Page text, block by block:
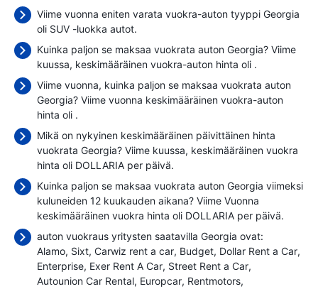
Viime vuonna eniten varata vuokra-auton tyyppi Georgia
oli SUV -luokka autot.
Kuinka paljon se maksaa vuokrata auton Georgia? Viime
kuussa, keskimääräinen vuokra-auton hinta oli .
Viime vuonna, kuinka paljon se maksaa vuokrata auton
Georgia? Viime vuonna keskimääräinen vuokra-auton
hinta oli .
Mikä on nykyinen keskimääräinen päivittäinen hinta
vuokrata Georgia? Viime kuussa, keskimääräinen vuokra
hinta oli DOLLARIA per päivä.
Kuinka paljon se maksaa vuokrata auton Georgia viimeksi
kuluneiden 12 kuukauden aikana? Viime Vuonna
keskimääräinen vuokra hinta oli DOLLARIA per päivä.
auton vuokraus yritysten saatavilla Georgia ovat:
Alamo Sixt Carwiz rent a car Budget Dollar Rent a Car
Enterprise Exer Rent A Car Street Rent a Car
Autounion Car Rental Europcar Rentmotors